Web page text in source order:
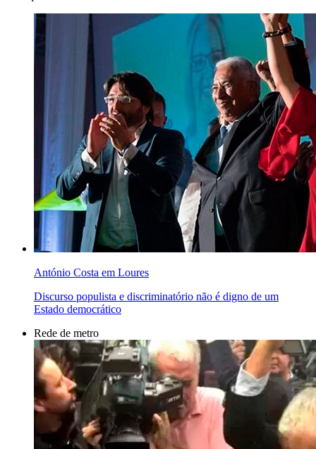
António Costa em Loures
Discurso populista e discriminatório não é digno de um
Estado democrático
Rede de metro